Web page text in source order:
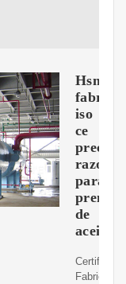
Hsm
fabrica
iso
ce
precio
para
prensa
de
aceite